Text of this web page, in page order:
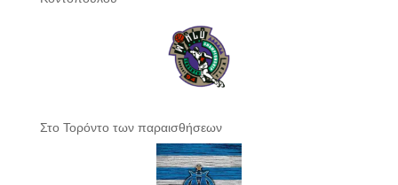
Στο Τορόντο των παραισθήσεων